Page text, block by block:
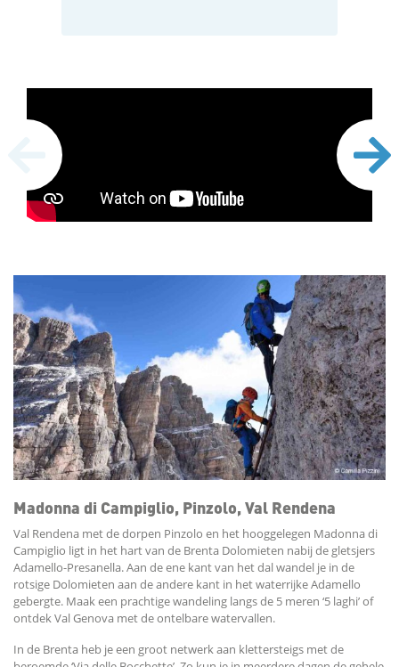
Madonna di Campiglio, Pinzolo, Val Rendena
Val Rendena met de dorpen Pinzolo en het hooggelegen Madonna di
Campiglio ligt in het hart van de Brenta Dolomieten nabij de gletsjers
Adamello-Presanella. Aan de ene kant van het dal wandel je in de
rotsige Dolomieten aan de andere kant in het waterrijke Adamello
gebergte. Maak een prachtige wandeling langs de 5 meren ‘5 laghi’ of
ontdek Val Genova met de ontelbare watervallen.
In de Brenta heb je een groot netwerk aan klettersteigs met de